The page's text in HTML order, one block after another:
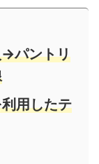
パントリ
用したテ